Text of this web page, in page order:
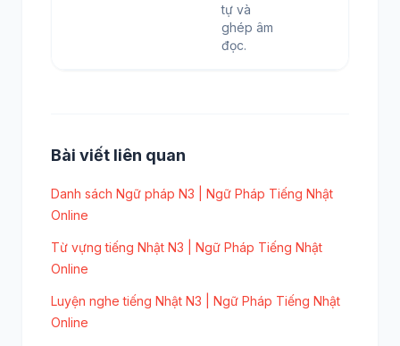
tự và
ghép âm
đọc.
Bài viết liên quan
Danh sách Ngữ pháp N3 | Ngữ Pháp Tiếng Nhật
Online
Từ vựng tiếng Nhật N3 | Ngữ Pháp Tiếng Nhật
Online
Luyện nghe tiếng Nhật N3 | Ngữ Pháp Tiếng Nhật
Online